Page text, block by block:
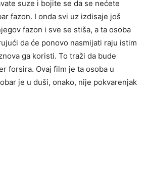
suze i bojite se da se nećete
fazon. I onda svi uz izdisaje još
fazon i sve se stiša, a ta osoba
da će ponovo nasmijati raju istim
ga koristi. To traži da bude
forsira. Ovaj film je ta osoba u
je u duši, onako, nije pokvarenjak